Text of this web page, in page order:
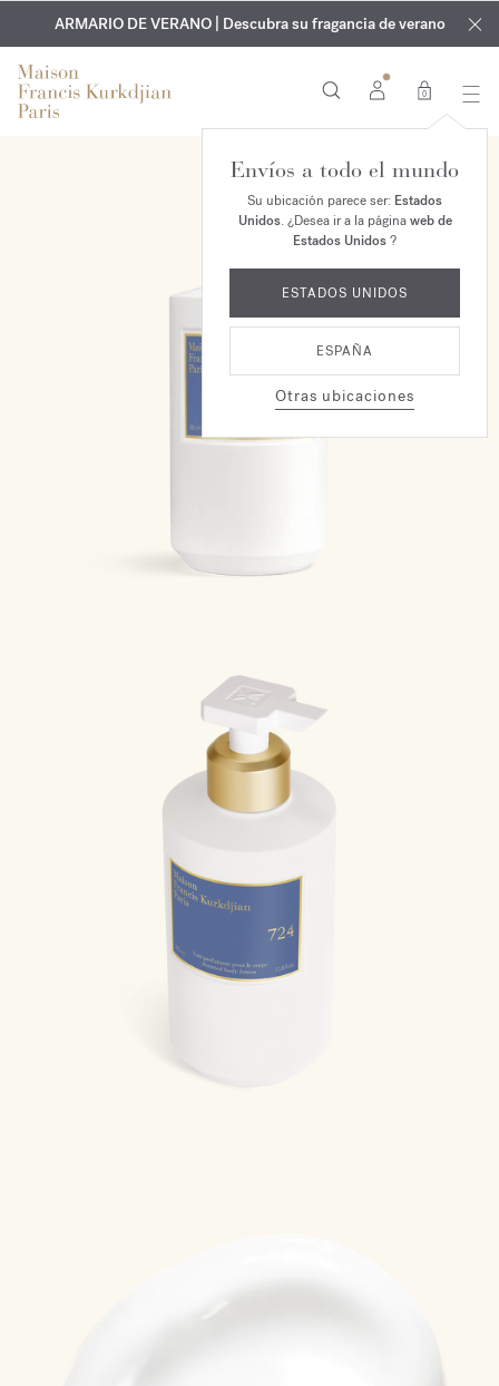
EXCLUSIVO | Descubra la nueva fragancia OUD
velvet mood
en su pedido*
GRABADO GRATUITO | En todas las fragancias y aceites
corporales hasta el 9 de agosto
ARMARIO DE VERANO | Descubra su fragancia de verano
0
Envíos a todo el mundo
Su ubicación parece ser: Estados
Unidos. ¿Desea ir a la páginaweb de
Estados Unidos?
ESTADOS UNIDOS
ESPAÑA
Otras ubicaciones